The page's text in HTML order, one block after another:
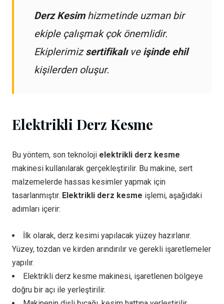
Derz Kesimhizmetinde uzman bir
ekiple çalışmak çok önemlidir.
Ekiplerimizsertifikalıve işinde ehil
kişilerden oluşur.
Elektrikli Derz Kesme
Bu yöntem, son teknoloji elektrikli derz kesme
makinesi kullanılarak gerçekleştirilir. Bu makine, sert
malzemelerde hassas kesimler yapmak için
tasarlanmıştır. Elektrikli derz kesme işlemi, aşağıdaki
adımları içerir:
İlk olarak, derz kesimi yapılacak yüzey hazırlanır.
Yüzey, tozdan ve kirden arındırılır ve gerekli işaretlemeler
yapılır.
Elektrikli derz kesme makinesi, işaretlenen bölgeye
doğru bir açı ile yerleştirilir.